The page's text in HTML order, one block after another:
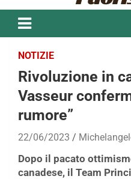
NOTIZIE
Rivoluzione in
Vasseur
rumore”
22/06/2023
Dopo il pacato
canadese, il Team